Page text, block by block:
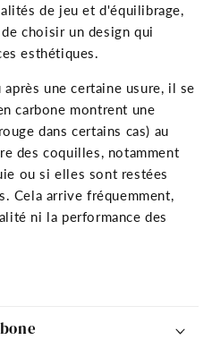
de jeu et d'équilibrage,
choisir un design qui
esthétiques.
une certaine usure, il se
carbone montrent une
dans certains cas) au
des coquilles, notamment
ou si elles sont restées
Cela arrive fréquemment,
ni la performance des